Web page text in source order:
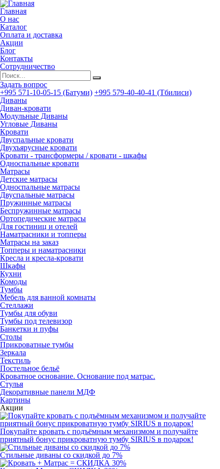
Главная
О нас
Каталог
Оплата и доставка
Акции
Блог
Контакты
Сотрудничество
Задать вопрос
+995 571-10-05-15 (Батуми) +995 579-40-40-41 (Тбилиси)
Диваны
Диван-кровати
Модульные Диваны
Угловые Диваны
Кровати
Двуспальные кровати
Двухъярусные кровати
Кровати - трансформеры / кровати - шкафы
Односпальные кровати
Матрасы
Детские матрасы
Односпальные матрасы
Двуспальные матрасы
Пружинные матрасы
Беспружинные матрасы
Ортопедические матрасы
Для гостиниц и отелей
Наматрасники и топперы
Матрасы на заказ
Топперы и наматрасники
Кресла и кресла-кровати
Шкафы
Кухни
Комоды
Тумбы
Мебель для ванной комнаты
Стеллажи
Тумбы для обуви
Тумбы под телевизор
Банкетки и пуфы
Столы
Прикроватные тумбы
Зеркала
Текстиль
Постельное бельё
Кроватное основание. Основание под матрас.
Стулья
Декоративные панели МДФ
Картины
Акции
Покупайте кровать с подъёмным механизмом и получайте
приятный бонус прикроватную тумбу SIRIUS в подарок!
Стильные диваны со скидкой до 7%